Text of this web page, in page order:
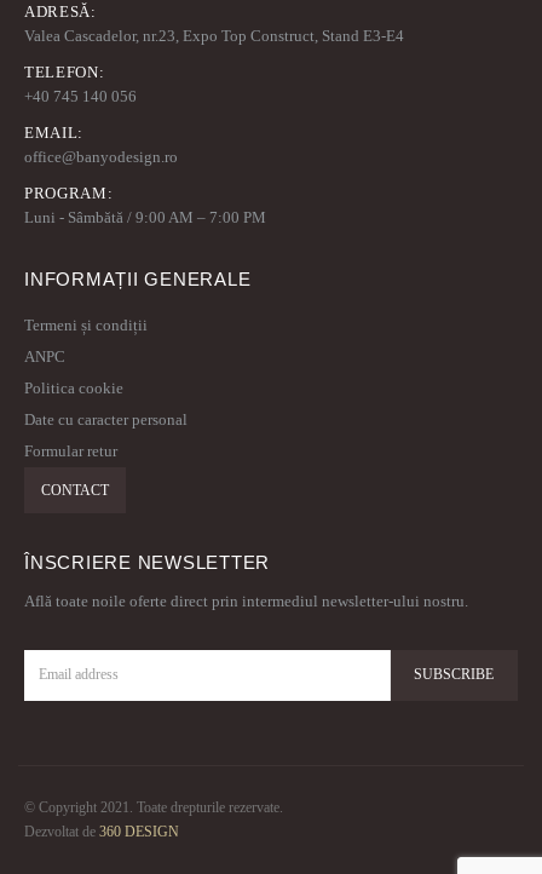
ADRESĂ:
Valea Cascadelor, nr.23, Expo Top Construct, Stand E3-E4
TELEFON:
+40 745 140 056
EMAIL:
office@banyodesign.ro
PROGRAM:
Luni - Sâmbătă / 9:00 AM – 7:00 PM
INFORMAȚII GENERALE
Termeni și condiții
ANPC
Politica cookie
Date cu caracter personal
Formular retur
CONTACT
ÎNSCRIERE NEWSLETTER
Află toate noile oferte direct prin intermediul newsletter-ului nostru.
© Copyright 2021. Toate drepturile rezervate.
Dezvoltat de 360 DESIGN